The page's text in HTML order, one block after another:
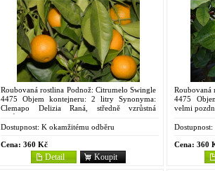
Roubovaná rostlina Podnož: Citrumelo Swingle
4475 Objem kontejneru: 2 litry Synonyma:
Clemapo Delizia Raná, středně vzrůstná
odrůda, mnohonásobný hybrid křížence
klementiny 'Commune' a...
Dostupnost: K okamžitému odběru
Cena: 360 Kč
Koupit
Detail
Roubovaná
4475
velmi
obvykle
Dostupnost:
Cena: 360